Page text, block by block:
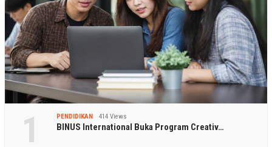
1 PENDIDIKAN 414 Views
BINUS International Buka Program Creativ…